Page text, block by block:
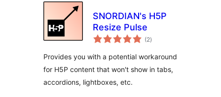
SNORDIAN's H5P
Resize Pulse
(2total
de
)
Provides you with a potential workaround
for H5P content that won't show in tabs,
accordions, lightboxes, etc.